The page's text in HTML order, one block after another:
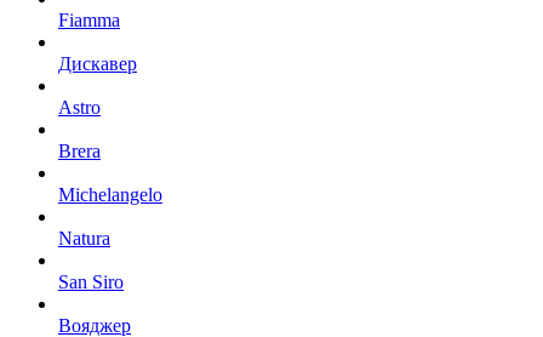
Fiamma
Дискавер
Astro
Brera
Michelangelo
Natura
San Siro
Вояджер